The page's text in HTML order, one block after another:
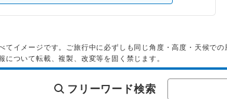
イメージです。ご旅行中に必ずしも同じ角度・高度・天候で
ついて転載、複製、改変等を固く禁じます。
フリーワード検索